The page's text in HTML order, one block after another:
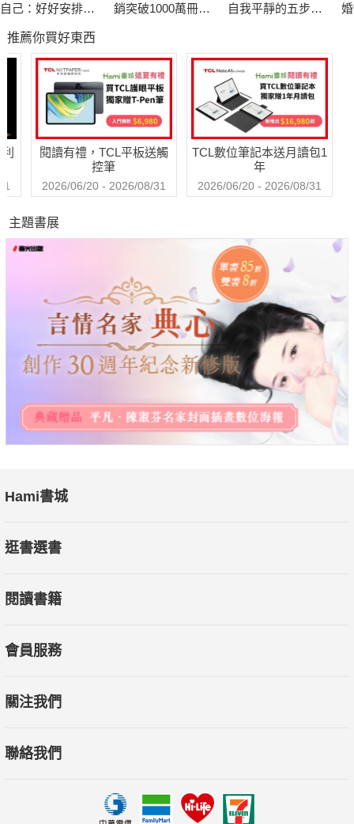
自己：好好安排你
設定人生的力量
銷突破1000萬冊現
巧【附放下執念明
信片圖】
自我平靜的五步修
推薦你買好東西
閱讀有禮，TCL平板送觸
控筆
2026/06/20 - 2026/08/31
TCL數位筆記本送月讀包1
年
2026/06/20 - 2026/08/31
主題書展
Hami書城
逛書選書
閱讀書籍
會員服務
關注我們
聯絡我們